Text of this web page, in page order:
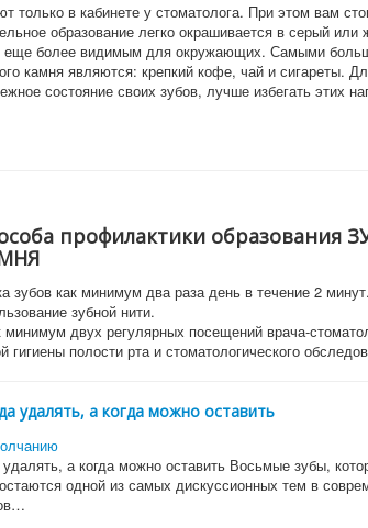
только в кабинете у стоматолога. При этом вам
образование легко окрашивается в серый или
еще более видимым для окружающих. Самыми
камня являются: крепкий кофе, чай и сигареты.
состояние своих зубов, лучше избегать этих
профилактики образования
зубов как минимум два раза день в течение 2 минут.
зубной нити.
минимум двух регулярных посещений врача-
гигиены полости рта и стоматологического
удалять, а когда можно оставить
а когда можно оставить Восьмые зубы,
одной из самых дискуссионных тем в